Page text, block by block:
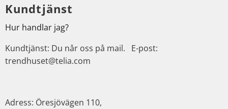
Kundtjänst
Hur handlar jag?
Kundtjänst: Du når oss på mail. E-post:
trendhuset@telia.com
Adress: Öresjövägen 110,